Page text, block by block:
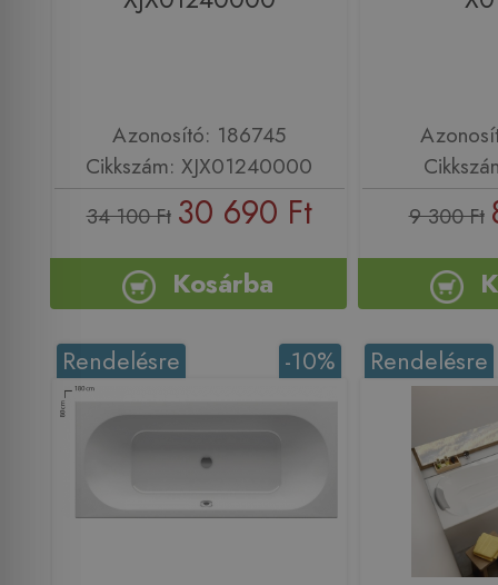
Azonosító: 186745
Cikkszám: XJX01240000
34 100 Ft 30 690 Ft
Kosárba
9 300 Ft
-10%
Rendelésre Rendelésre